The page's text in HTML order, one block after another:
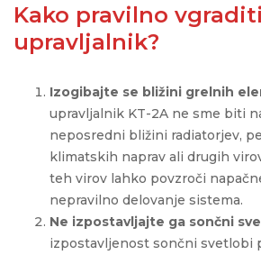
Kako pravilno
upravljalnik?
Izogibajte se bližini grelnih
upravljalnik KT-2A ne sme biti
neposredni bližini radiatorjev,
klimatskih naprav ali drugih
teh virov lahko povzroči
nepravilno delovanje sistema.
Ne izpostavljajte ga sončni
izpostavljenost sončni svetlobi